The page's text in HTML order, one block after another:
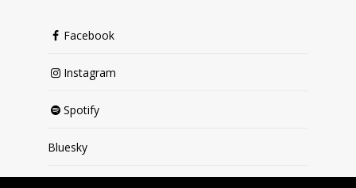
Facebook
Instagram
Spotify
Bluesky